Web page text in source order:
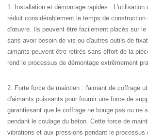
1. Installation et démontage rapides : L'utilisation
réduit considérablement le temps de
d'œuvre. Ils peuvent être facilement placés sur le
sans avoir besoin de vis ou d'autres outils de
aimants peuvent être retirés sans effort de la
rend le processus de démontage extrêmement
2. Forte force de maintien : l'aimant de coffrage
d'aimants puissants pour fournir une force de
garantissant que le coffrage ne bouge pas ou ne
pendant le coulage du béton. Cette force de
vibrations et aux pressions pendant le processus